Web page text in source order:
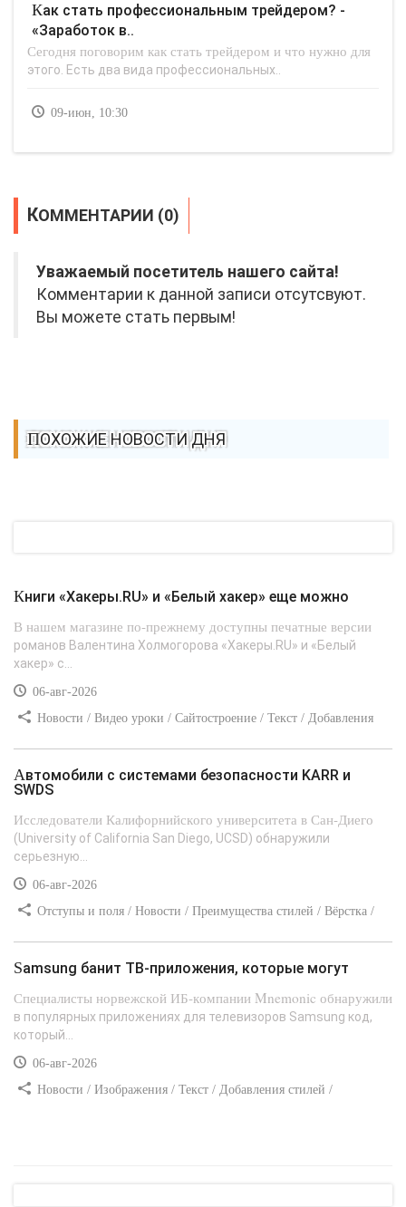
Как стать профессиональным трейдером? -
«Заработок в..
Сегодня поговорим как стать трейдером и что нужно для
этого. Есть два вида профессиональных..
09-июн, 10:30
КОММЕНТАРИИ (0)
Уважаемый посетитель нашего сайта!
Комментарии к данной записи отсутсвуют.
Вы можете стать первым!
ПОХОЖИЕ НОВОСТИ ДНЯ
Книги «Хакеры.RU» и «Белый хакер» еще можно
В нашем магазине по-прежнему доступны печатные версии
романов Валентина Холмогорова «Хакеры.RU» и «Белый
хакер» с...
06-авг-2026
Новости / Видео уроки / Сайтостроение / Текст / Добавления
Автомобили с системами безопасности KARR и
SWDS
Исследователи Калифорнийского университета в Сан-Диего
(University of California San Diego, UCSD) обнаружили
серьезную...
06-авг-2026
Отступы и поля / Новости / Преимущества стилей / Вёрстка /
Samsung банит ТВ-приложения, которые могут
Специалисты норвежской ИБ-компании Mnemonic обнаружили
в популярных приложениях для телевизоров Samsung код,
который...
06-авг-2026
Новости / Изображения / Текст / Добавления стилей /